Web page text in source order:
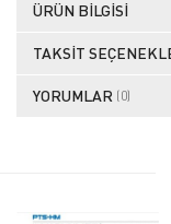
ÜRÜN BILGISI
TAKSIT
YORUMLAR (0)